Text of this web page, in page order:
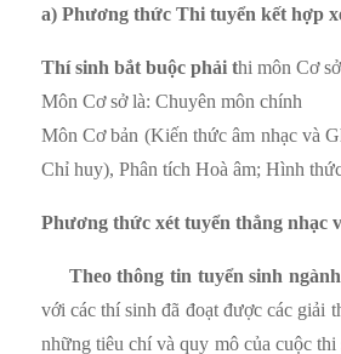
a) Phương thức Thi tuyển kết hợp
Thí sinh bắt buộc phải thi môn Cơ
Môn Cơ sở là: Chuyên môn chính
Môn Cơ bản (Kiến thức âm nhạc và
Chỉ huy), Phân tích Hoà âm; Hình
Phương thức xét tuyển thẳng nhạc
Theo thông tin tuyển sinh ngành
với các thí sinh đã đoạt được các giải
những tiêu chí và quy mô của cuộc